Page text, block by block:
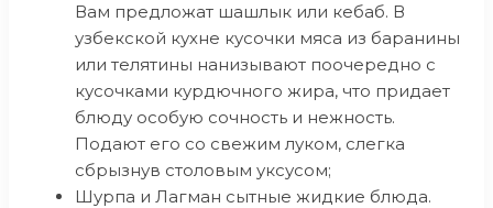
Вам предложат шашлык или кебаб. В
узбекской кухне кусочки мяса из баранины
или телятины нанизывают поочередно с
кусочками курдючного жира, что придает
блюду особую сочность и нежность.
Подают его со свежим луком, слегка
сбрызнув столовым уксусом;
Шурпа и Лагман сытные жидкие блюда.